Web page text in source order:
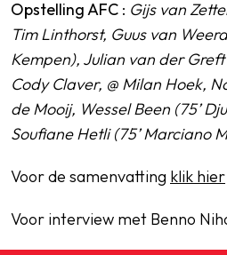
Opstelling AFC : Gijs van
Tim Linthorst, Guus van
Kempen), Julian van der Greft
Cody Claver, @ Milan Hoek,
de Mooij, Wessel Been (75’
Soufiane Hetli (75’ Marciano
Voor de samenvatting klik hier
Voor interview met Benno